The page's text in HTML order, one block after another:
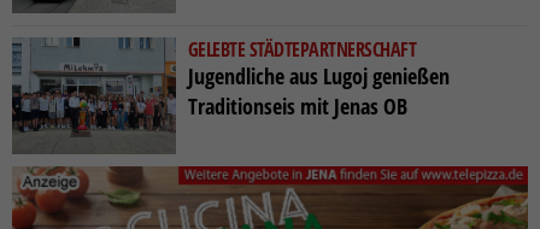
GELEBTE STÄDTEPARTNERSCHAFT
Jugendliche aus Lugoj genießen
Traditionseis mit Jenas OB